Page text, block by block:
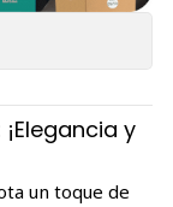
y
un toque de